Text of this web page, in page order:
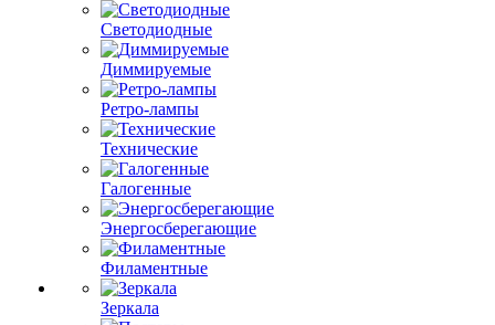
Светодиодные
Диммируемые
Ретро-лампы
Технические
Галогенные
Энергосберегающие
Филаментные
Зеркала